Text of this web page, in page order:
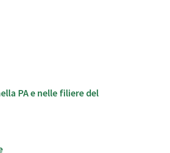
PA e nelle filiere del